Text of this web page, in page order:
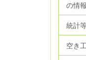
の情報
統計
空き